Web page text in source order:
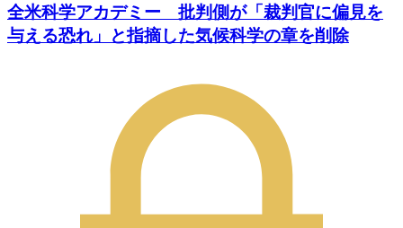
全米科学アカデミー 批判側が「裁判官に偏見を
与える恐れ」と指摘した気候科学の章を削除